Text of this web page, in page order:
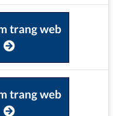
trang web
trang web